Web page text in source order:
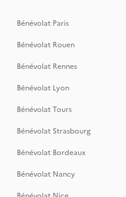
Bénévolat Paris
Bénévolat Rouen
Bénévolat Rennes
Bénévolat Lyon
Bénévolat Tours
Bénévolat Strasbourg
Bénévolat Bordeaux
Bénévolat Nancy